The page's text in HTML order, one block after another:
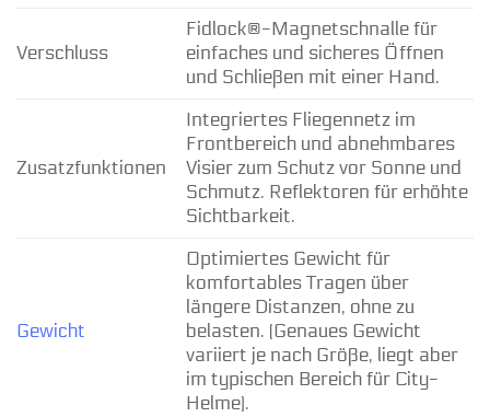
Verschluss
Fidlock®-Magnetschnalle für
einfaches und sicheres Öffnen
und Schließen mit einer Hand.
Zusatzfunktionen
Integriertes Fliegennetz im
Frontbereich und abnehmbares
Visier zum Schutz vor Sonne und
Schmutz. Reflektoren für erhöhte
Sichtbarkeit.
Gewicht
Optimiertes Gewicht für
komfortables Tragen über
längere Distanzen, ohne zu
belasten. (Genaues Gewicht
variiert je nach Größe, liegt aber
im typischen Bereich für City-
Helme).